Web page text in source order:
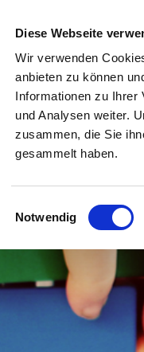
Diese Webseite
Wir verwenden
anbieten zu können
Informationen zu Ihrer
und Analysen weiter.
zusammen, die Sie
gesammelt haben.
Einwilligungsauswahl
Notwendig
INFORMATIONEN : EV.